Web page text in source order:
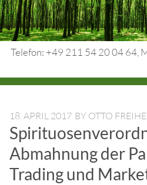
Skip
to
content
Telefon: +49 211 54 20 04 64,
Medienrecht.
gewerbl.
Rechtsschutz.
18. APRIL 2017 BY OTTO
Abmahnung der
Trading und